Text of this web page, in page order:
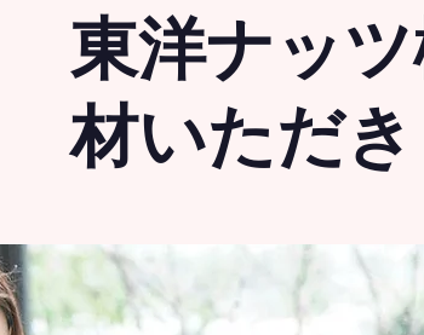
東洋ナッ
材いただ